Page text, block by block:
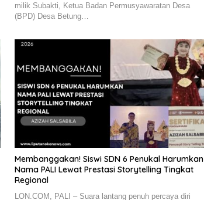
milik Subakti, Ketua Badan Permusyawaratan Desa
(BPD) Desa Betung…
Membanggakan! Siswi SDN 6 Penukal Harumkan
Nama PALI Lewat Prestasi Storytelling Tingkat
Regional
LON.COM, PALI – Suara lantang penuh percaya diri